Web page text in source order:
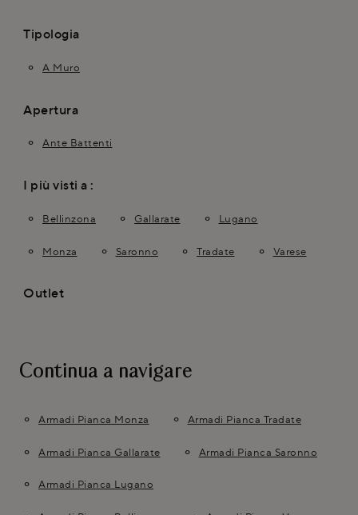
Tipologia
A Muro
Apertura
Ante Battenti
I più visti a :
Bellinzona Gallarate Lugano
Monza Saronno Tradate Varese
Outlet
Continua a navigare
Armadi Pianca Monza Armadi Pianca Tradate
Armadi Pianca Gallarate Armadi Pianca Saronno
Armadi Pianca Lugano